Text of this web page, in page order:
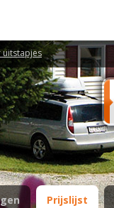
uitstapjes
Prijslijst